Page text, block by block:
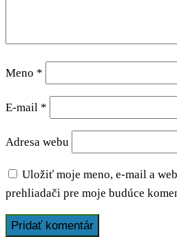
Meno *
E-mail *
Adresa webu
Uložiť moje meno, e-mail a
prehliadači pre moje budúce